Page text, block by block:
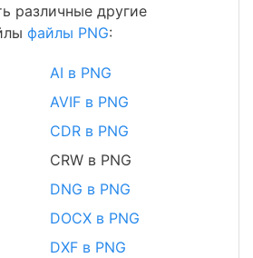
различные другие
файлы PNG:
AI в PNG
AVIF в PNG
CDR в PNG
CRW в PNG
DNG в PNG
DOCX в PNG
DXF в PNG